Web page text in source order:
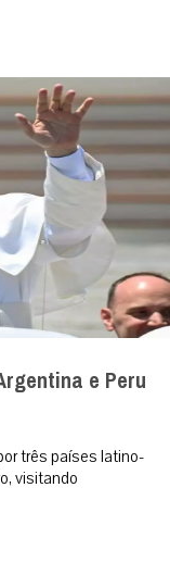
e Peru
três países latino-
visitando